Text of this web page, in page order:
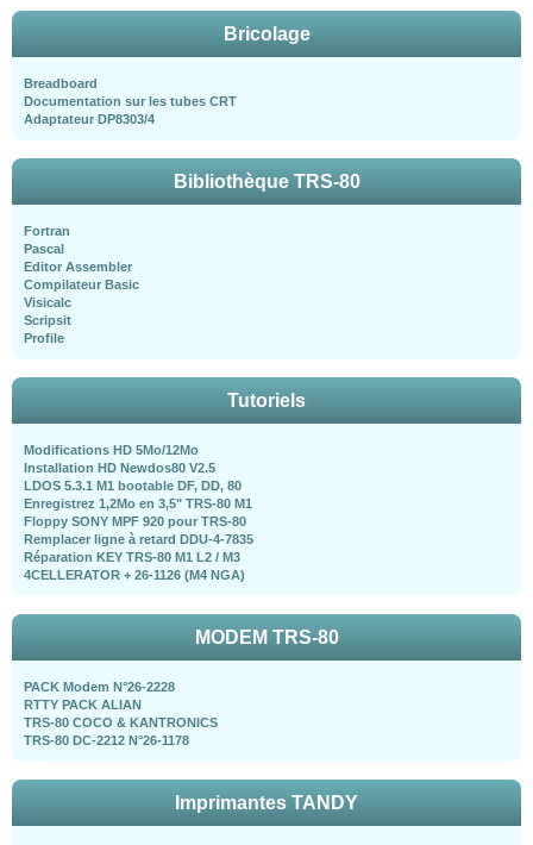
Bricolage
Breadboard
Documentation sur les tubes CRT
Adaptateur DP8303/4
Bibliothèque TRS-80
Fortran
Pascal
Editor Assembler
Compilateur Basic
Visicalc
Scripsit
Profile
Tutoriels
Modifications HD 5Mo/12Mo
Installation HD Newdos80 V2.5
LDOS 5.3.1 M1 bootable DF, DD, 80
Enregistrez 1,2Mo en 3,5" TRS-80 M1
Floppy SONY MPF 920 pour TRS-80
Remplacer ligne à retard DDU-4-7835
Réparation KEY TRS-80 M1 L2 / M3
4CELLERATOR + 26-1126 (M4 NGA)
MODEM TRS-80
PACK Modem N°26-2228
RTTY PACK ALIAN
TRS-80 COCO & KANTRONICS
TRS-80 DC-2212 N°26-1178
Imprimantes TANDY